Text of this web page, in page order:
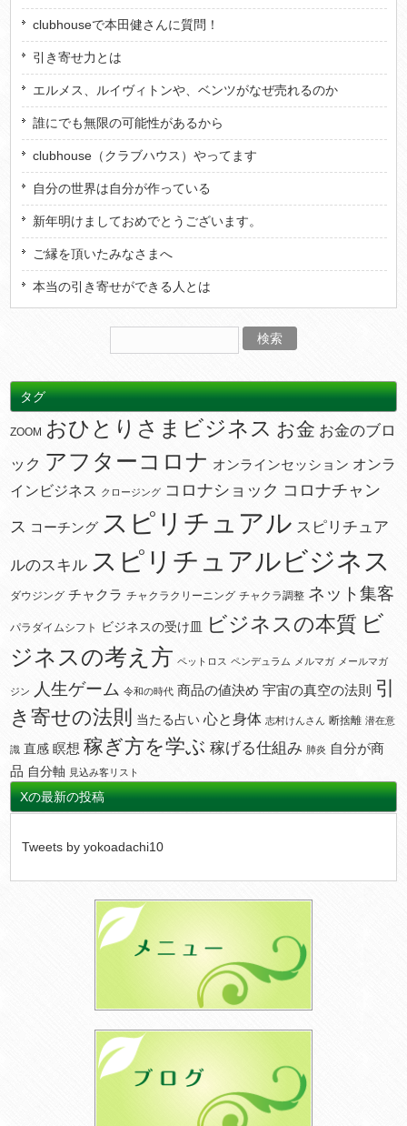
clubhouseで本田健さんに質問！
引き寄せ力とは
エルメス、ルイヴィトンや、ベンツがなぜ売れるのか
誰にでも無限の可能性があるから
clubhouse（クラブハウス）やってます
自分の世界は自分が作っている
新年明けましておめでとうございます。
ご縁を頂いたみなさまへ
本当の引き寄せができる人とは
タグ
ZOOM おひとりさまビジネス お金 お金のブロ
ック アフターコロナ オンラインセッション オンラ
インビジネス
クロージング コロナショック コロナチャン
ス コーチング スピリチュアル スピリチュア
ルのスキル スピリチュアルビジネス
ダウジング チャクラ チャクラクリーニング チャクラ調整 ネット集客
パラダイムシフト ビジネスの受け皿 ビジネスの本質 ビ
ジネスの考え方 ペットロス ペンデュラム メルマガ メールマガ
ジン 人生ゲーム 令和の時代 商品の値決め 宇宙の真空の法則 引
き寄せの法則
当たる占い 心と身体 志村けんさん 断捨離 潜在意
識 直感 瞑想 稼ぎ方を学ぶ 稼げる仕組み 肺炎 自分が商
品 自分軸 見込み客リスト
Xの最新の投稿
Tweets by yokoadachi10